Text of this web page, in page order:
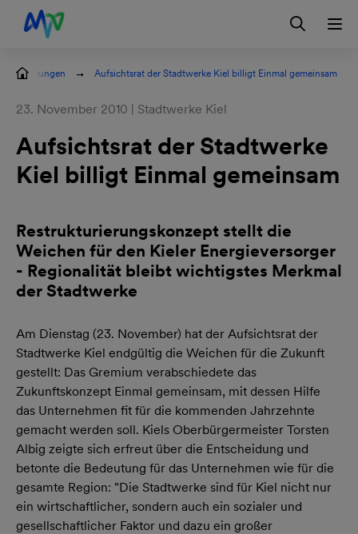
Zur Hauptnavigation springen
Zum Hauptinhalt springen
Zur Footernavigation springen
Kontakt EN Login
Aufsichtsrat der Stadtwerke Kiel billigt Einmal gemeinsam
23. November 2010 | Stadtwerke Kiel
Aufsichtsrat der Stadtwerke
Kiel billigt Einmal gemeinsam
Restrukturierungskonzept stellt die
Weichen für den Kieler Energieversorger
- Regionalität bleibt wichtigstes Merkmal
der Stadtwerke
Am Dienstag (23. November) hat der Aufsichtsrat der
Stadtwerke Kiel endgültig die Weichen für die Zukunft
gestellt: Das Gremium verabschiedete das
Zukunftskonzept Einmal gemeinsam, mit dessen Hilfe
das Unternehmen fit für die kommenden Jahrzehnte
gemacht werden soll. Kiels Oberbürgermeister Torsten
Albig zeigte sich erfreut über die Entscheidung und
betonte die Bedeutung für das Unternehmen wie für die
gesamte Region: "Die Stadtwerke sind für Kiel nicht nur
ein wirtschaftlicher, sondern auch ein sozialer und
gesellschaftlicher Faktor und dazu ein großer